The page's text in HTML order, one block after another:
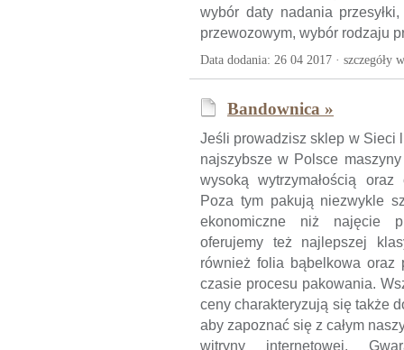
wybór daty nadania
przewozowym, wybór rodzaju
Data dodania: 26 04 2017 · szczegóły
Bandownica »
Jeśli prowadzisz sklep w Sieci
najszybsze w Polsce
wysoką wytrzymałością
Poza tym pakują niezwykle
ekonomiczne niż najęcie
oferujemy też najlepszej
również folia bąbelkowa oraz
czasie procesu pakowania.
ceny charakteryzują się także
aby zapoznać się z całym
witryny internetowej.